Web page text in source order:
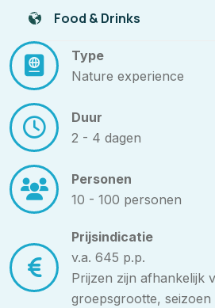
Food & Drinks
Type
Nature experience
Duur
2 - 4 dagen
Personen
10 - 100 personen
Prijsindicatie
v.a. 645 p.p.
Prijzen zijn afhankelijk
groepsgrootte,